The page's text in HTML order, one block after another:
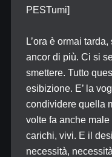
PESTumi]
L’ora è ormai
ancor di più. Ci si
smettere. Tutto
esibizione. E’ la
condividere quella
volte fa anche
carichi, vivi. E il
necessità,